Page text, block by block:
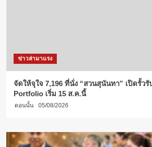
ข่าวล่ามาแรง
จัดให้จุใจ 7,196 ที่นั่ง “สวนสุนันทา” เปิดรั้วรั
Portfolio เริ่ม 15 ส.ค.นี้
ตอนนั้น 05/08/2026